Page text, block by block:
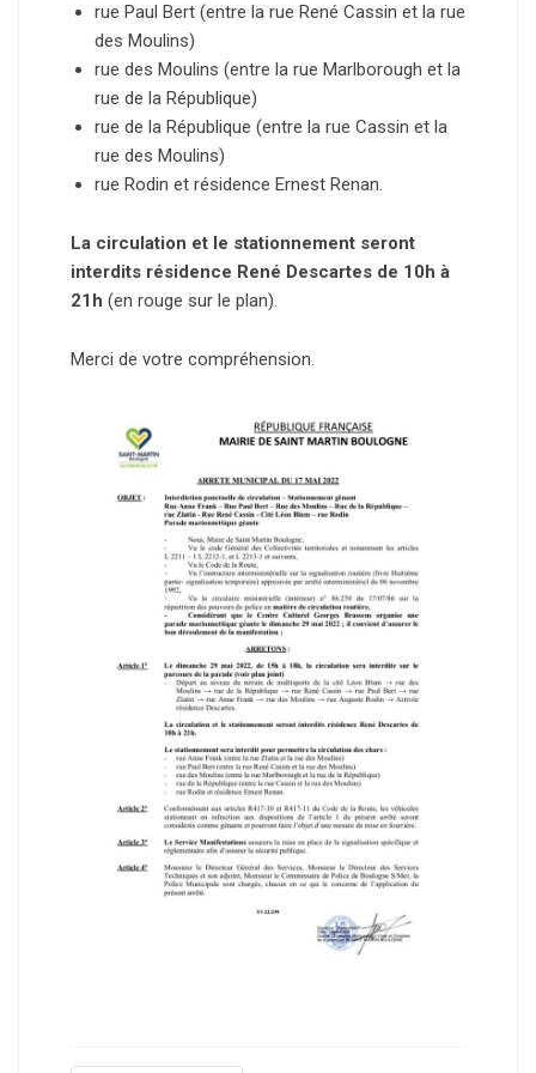
rue Paul Bert (entre la rue René Cassin et la rue
des Moulins)
rue des Moulins (entre la rue Marlborough et la
rue de la République)
rue de la République (entre la rue Cassin et la
rue des Moulins)
rue Rodin et résidence Ernest Renan.
La circulation et le stationnement seront
interdits résidence René Descartes de 10h à
21h (en rouge sur le plan).
Merci de votre compréhension.